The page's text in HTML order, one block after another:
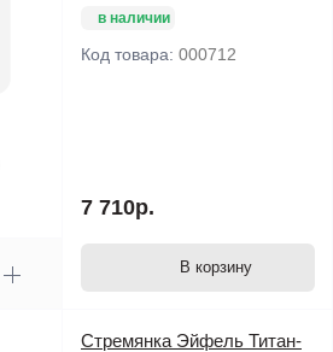
в наличии
Код товара: 000712
7 710р.
В корзину
Стремянка Эйфель Титан-